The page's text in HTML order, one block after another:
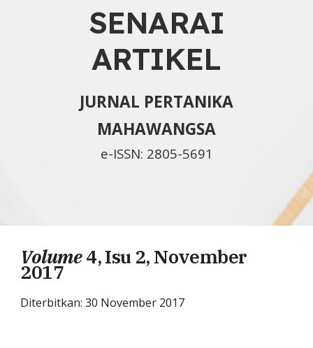
SENARAI
ARTIKEL
JURNAL PERTANIKA
MAHAWANGSA
e-ISSN: 2805-5691
Volume4, Isu 2, November
2017
Diterbitkan: 30 November 2017